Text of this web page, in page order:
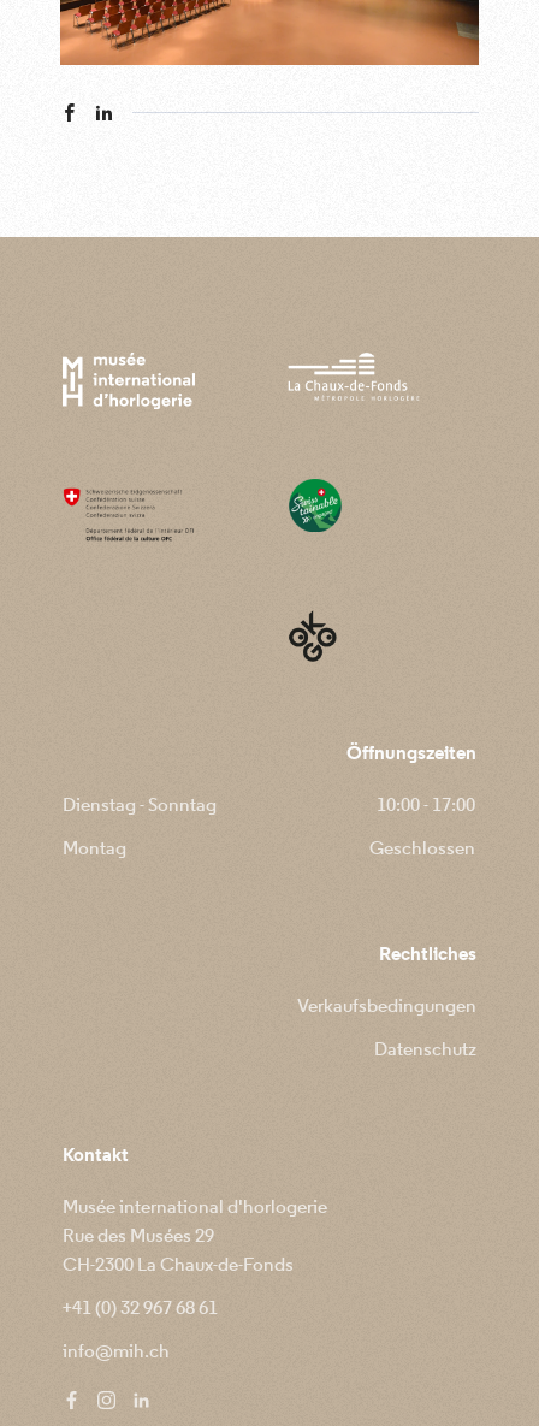
Öffnungszeiten
Dienstag - Sonntag
10:00 - 17:00
Montag
Geschlossen
Rechtliches
Verkaufsbedingungen
Datenschutz
Kontakt
Musée international d'horlogerie
Rue des Musées 29
CH-2300 La Chaux-de-Fonds
+41 (0) 32 967 68 61
info@mih.ch